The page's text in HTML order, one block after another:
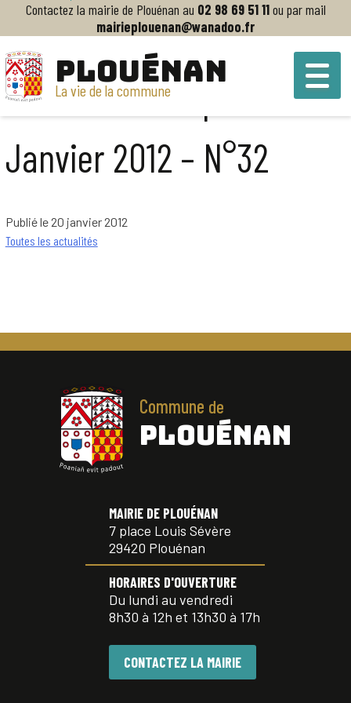
Contactez la mairie de Plouénan au 02 98 69 51 11ou par mail
mairieplouenan@wanadoo.fr
PLOUÉNAN
La vie de la commune
Accueil >Bulletin municipal – Janvier 2012 – N°32
Bulletin municipal –
Janvier 2012 – N°32
Publié le 20 janvier 2012
Toutes les actualités
Commune de
PLOUÉNAN
MAIRIE DE PLOUÉNAN
7 place Louis Sévère
29420 Plouénan
HORAIRES D'OUVERTURE
Du lundi au vendredi
8h30 à 12h et 13h30 à 17h
CONTACTEZ LA MAIRIE